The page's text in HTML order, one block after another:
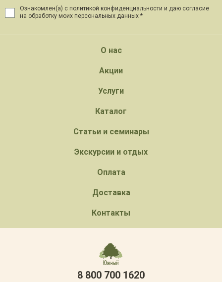
Ознакомлен(а) с политикой конфиденциальности и даю согласие
на обработку моих персональных данных *
О нас
Акции
Услуги
Каталог
Статьи и семинары
Экскурсии и отдых
Оплата
Доставка
Контакты
8 800 700 1620